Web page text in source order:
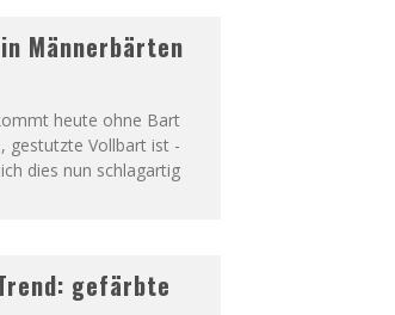
Männerbärten
heute ohne Bart
gestutzte Vollbart ist -
dies nun schlagartig
gefärbte